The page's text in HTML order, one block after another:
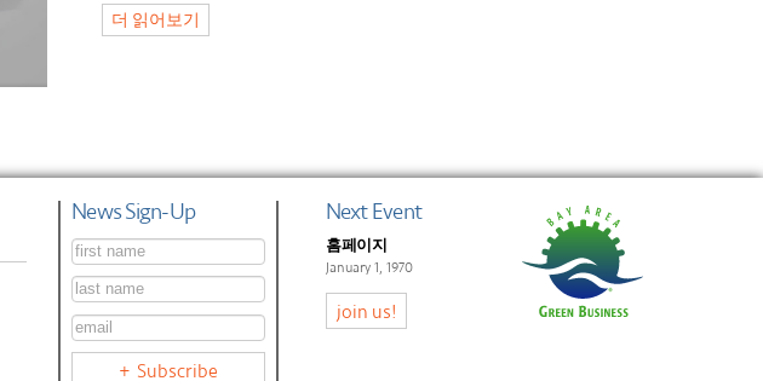
더 읽어보기
News Sign-Up
Subscribe
Next Event
홈페이지
January 1, 1970
join us!